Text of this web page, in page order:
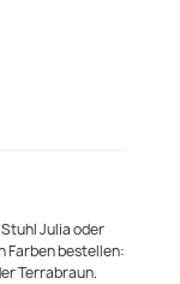
Julia oder
Farben bestellen:
Terrabraun.